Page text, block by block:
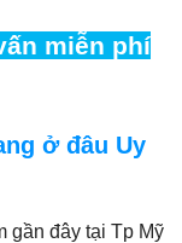
miễn phí
ở đâu Uy
gần đây tại Tp Mỹ